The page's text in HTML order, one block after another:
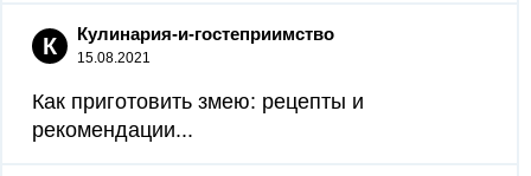
К Кулинария-и-гостеприимство
15.08.2021
Как приготовить змею: рецепты и
рекомендации...